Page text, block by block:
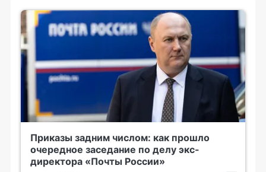
Приказы задним числом: как прошло
очередное заседание по делу экс-
директора «Почты России»